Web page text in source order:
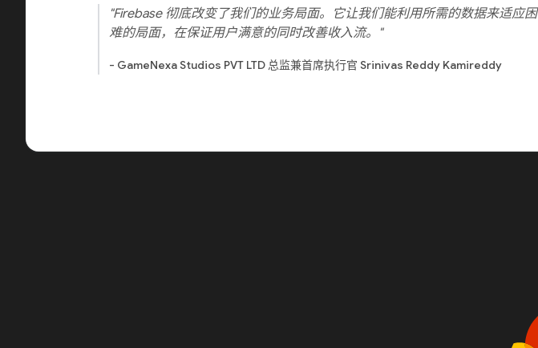
"Firebase 彻底改变了我们的业务局面。它让我们能利用所需的数据来适应困
难的局面，在保证用户满意的同时改善收入流。"
- GameNexa Studios PVT LTD 总监兼首席执行官 Srinivas Reddy Kamireddy